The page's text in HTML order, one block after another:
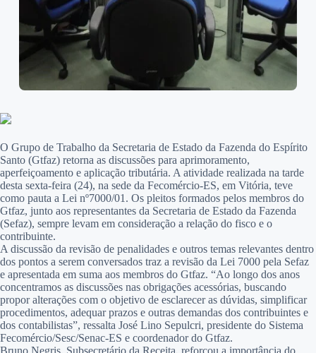
O Grupo de Trabalho da Secretaria de Estado da Fazenda do Espírito
Santo (Gtfaz) retorna as discussões para aprimoramento,
aperfeiçoamento e aplicação tributária. A atividade realizada na tarde
desta sexta-feira (24), na sede da Fecomércio-ES, em Vitória, teve
como pauta a Lei nº7000/01. Os pleitos formados pelos membros do
Gtfaz, junto aos representantes da Secretaria de Estado da Fazenda
(Sefaz), sempre levam em consideração a relação do fisco e o
contribuinte.
A discussão da revisão de penalidades e outros temas relevantes dentro
dos pontos a serem conversados traz a revisão da Lei 7000 pela Sefaz
e apresentada em suma aos membros do Gtfaz. “Ao longo dos anos
concentramos as discussões nas obrigações acessórias, buscando
propor alterações com o objetivo de esclarecer as dúvidas, simplificar
procedimentos, adequar prazos e outras demandas dos contribuintes e
dos contabilistas”, ressalta José Lino Sepulcri, presidente do Sistema
Fecomércio/Sesc/Senac-ES e coordenador do Gtfaz.